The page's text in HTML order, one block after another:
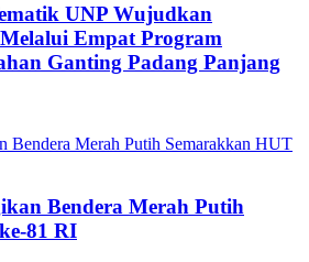
UNP Wujudkan
Empat Program
Ganting Padang Panjang
Bendera Merah Putih
81 RI